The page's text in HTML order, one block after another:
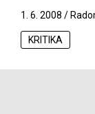
1. 6. 2008 /
KRITIKA